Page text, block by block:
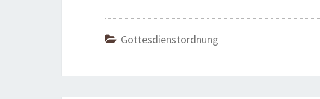
Gottesdienstordnung